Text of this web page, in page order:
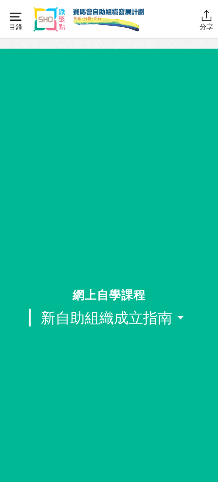
content
目錄 分享
主頁
關於我們
網上自學課程
新自助組織成立指南